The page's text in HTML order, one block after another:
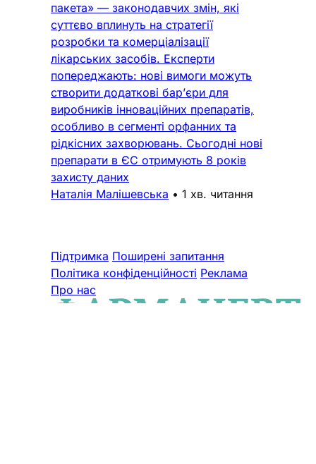
пакета» — законодавчих змін, які
суттєво вплинуть на стратегії
розробки та комерціалізації
лікарських засобів. Експерти
попереджають: нові вимоги можуть
створити додаткові бар’єри для
виробників інноваційних препаратів,
особливо в сегменті орфанних та
рідкісних захворювань. Сьогодні нові
препарати в ЄС отримують 8 років
захисту даних
Наталія Малішевська • 1 хв. читання
Підтримка Поширені запитання
Політика конфіденційності Реклама
Про нас